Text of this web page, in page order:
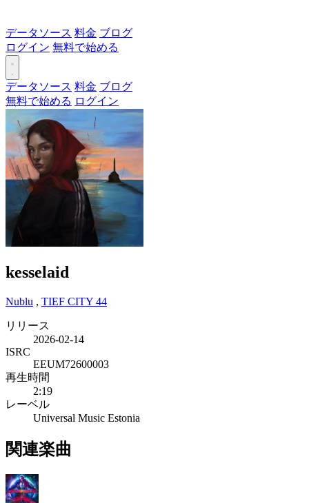
データソース 料金 ブログ
ログイン 無料で始める
データソース 料金 ブログ
無料で始める ログイン
kesselaid
Nublu , TIEF CITY 44
リリース
2026-02-14
ISRC
EEUM72600003
再生時間
2:19
レーベル
Universal Music Estonia
関連楽曲